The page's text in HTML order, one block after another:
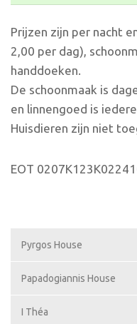
Prijzen zijn per nacht
2,00 per dag),
handdoeken.
De schoonmaak is
en linnengoed is
Huisdieren zijn niet
EOT
Pyrgos House
Papadogiannis House
I Théa